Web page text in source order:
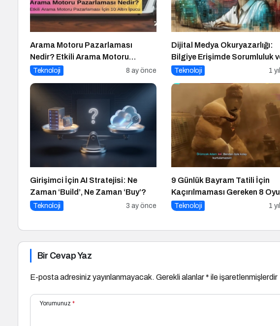
Arama Motoru Pazarlaması
Nedir? Etkili Arama Motoru
Pazarlaması İçin 10 Altın İpucu
Teknoloji 8 ay önce
Dijital Medya Okuryazarlığı:
Bilgiye Erişimde Sorumluluk
Farkındalık
Teknoloji 1
Girişimci İçin AI Stratejisi: Ne
Zaman ‘Build’, Ne Zaman ‘Buy’?
Teknoloji 3 ay önce
9 Günlük Bayram Tatili İçin
Kaçırılmaması Gereken 8
Teknoloji 1
Bir Cevap Yaz
E-posta adresiniz yayınlanmayacak. Gerekli alanlar* ile işaretlenmişlerdir
Yorumunuz *